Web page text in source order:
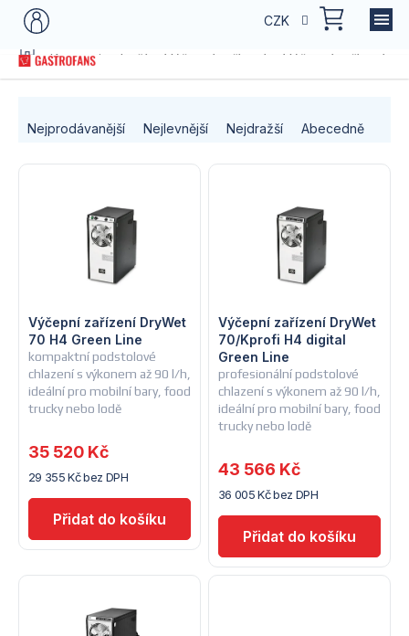
Přejít
CZK
Domů
Kategorie zboží Výčepní zařízení Výčepní zařízení
p
o
d
u
Nejprodávanější Nejlevnější Nejdražší Abecedně
V
s
p
o
d
k
t
kompaktní podstolové
chlazení s výkonem až 90 l/h,
ideální pro mobilní bary, food
trucky nebo lodě
Výčepní zařízení DryWet
70 H4 Green Line
29 355 Kč bez DPH
35 520 Kč
profesionální podstolové
chlazení s výkonem až 90 l/h,
ideální pro mobilní bary, food
trucky nebo lodě
Výčepní zařízení DryWet
70/Kprofi H4 digital
Green Line
36 005 Kč bez DPH
43 566 Kč